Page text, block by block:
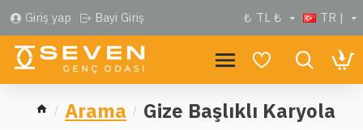
Giriş yap Bayi Giriş ₺ TL ₺ TR |
Arama Gize Başlıklı Karyola